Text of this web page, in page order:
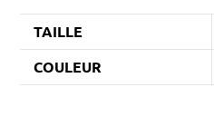
TAILLE
COULEUR